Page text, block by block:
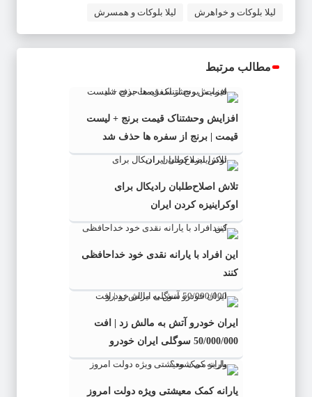
لیلا بلوکات و خواهرش لیلا بلوکات و همسرش
مطالب مرتبط
افزایش وحشتناک قیمت برنج + لیست
قیمت | برنج از سفره ها حذف شد
تلاش اصلاح‌طلبان رادیکال برای
اوکراینیزه کردن ایران
این افراد با یارانه نقدی خود خداحافظی
کنند
ایران خودرو آتش به مالش زد | افت
50/000/000 سوگلی ایران خودرو
یارانه کمک معیشتی ویژه دولت امروز